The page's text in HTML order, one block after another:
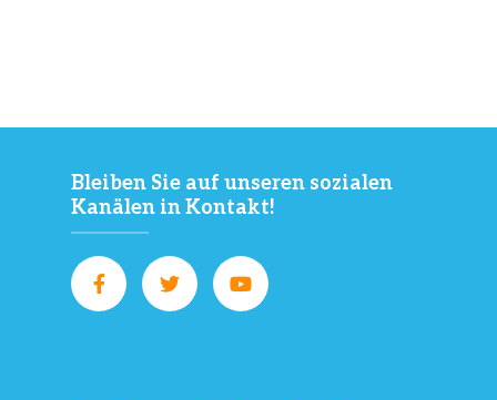
Bleiben Sie auf unseren sozialen
Kanälen in Kontakt!